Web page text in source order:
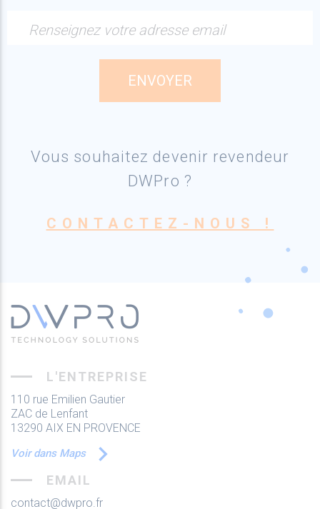
Renseignez votre adresse email
Vous souhaitez devenir revendeur
DWPro ?
CONTACTEZ-NOUS !
L'ENTREPRISE
110 rue Emilien Gautier
ZAC de Lenfant
13290 AIX EN PROVENCE
Voir dans Maps
EMAIL
contact@dwpro.fr